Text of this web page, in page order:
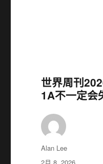
世界周刊
1A不一定会
作
者
Alan Lee